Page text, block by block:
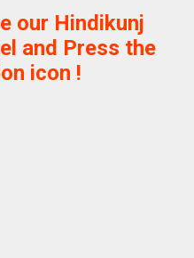
our Hindikunj
and Press the
icon !